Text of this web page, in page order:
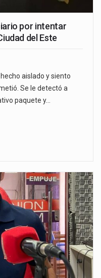
por intentar
del Este
aislado y siento
Se le detectó a
paquete y…